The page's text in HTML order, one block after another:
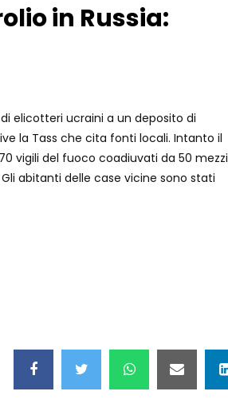
in Russia:
elicotteri ucraini a un deposito di
la Tass che cita fonti locali. Intanto il
vigili del fuoco coadiuvati da 50 mezzi
abitanti delle case vicine sono stati